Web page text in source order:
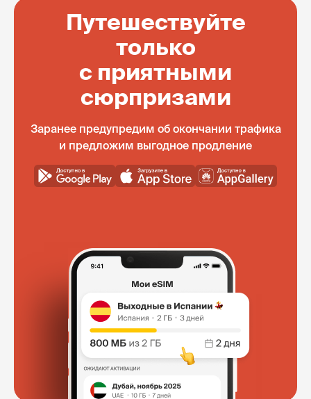
Путешествуйте
только
с приятными
сюрпризами
Заранее предупредим об окончании трафика
и предложим выгодное продление